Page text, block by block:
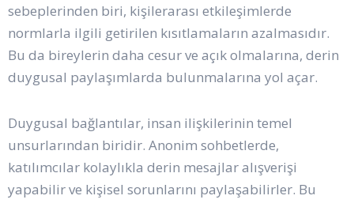
sebeplerinden biri, kişilerarası etkileşimlerde
normlarla ilgili getirilen kısıtlamaların azalmasıdır.
Bu da bireylerin daha cesur ve açık olmalarına, derin
duygusal paylaşımlarda bulunmalarına yol açar.
Duygusal bağlantılar, insan ilişkilerinin temel
unsurlarından biridir. Anonim sohbetlerde,
katılımcılar kolaylıkla derin mesajlar alışverişi
yapabilir ve kişisel sorunlarını paylaşabilirler. Bu